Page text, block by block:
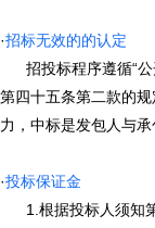
·招标无效的的认定
招投标程序遵循“公
第四十五条第二款的
力，中标是发包人与
·投标保证金
1.根据投标人须知第